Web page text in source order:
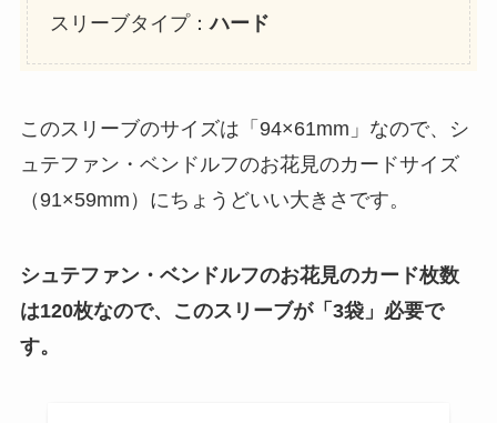
スリーブタイプ：ハード
このスリーブのサイズは「94×61mm」なので、シ
ュテファン・ベンドルフのお花見のカードサイズ
（91×59mm）にちょうどいい大きさです。
シュテファン・ベンドルフのお花見のカード枚数
は120枚なので、このスリーブが「3袋」必要で
す。